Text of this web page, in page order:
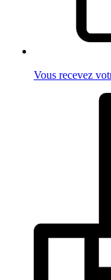
Vous recevez